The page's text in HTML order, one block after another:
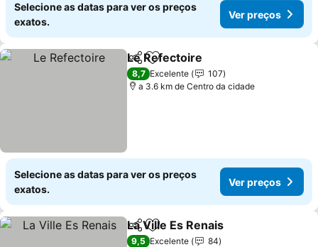
Selecione as datas para ver os preços
exatos.
Ver preços
PartilharAdicionar aos favoritos
Le Refectoire
8,7 Excelente
107
a 3.6 km de Centro da cidade
Selecione as datas para ver os preços
exatos.
Ver preços
PartilharAdicionar aos favoritos
La Ville Es Renais
9,5 Excelente
84